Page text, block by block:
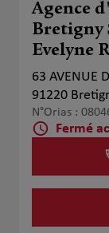
Agence
Bretigny
Evelyne
63 AVENUE
91220
N°Orias :
Fermé